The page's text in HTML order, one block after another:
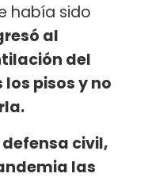
había sido
al
del
pisos y no
civil,
las